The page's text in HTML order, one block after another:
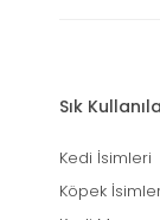
Sık
Kedi İsimleri
Köpek